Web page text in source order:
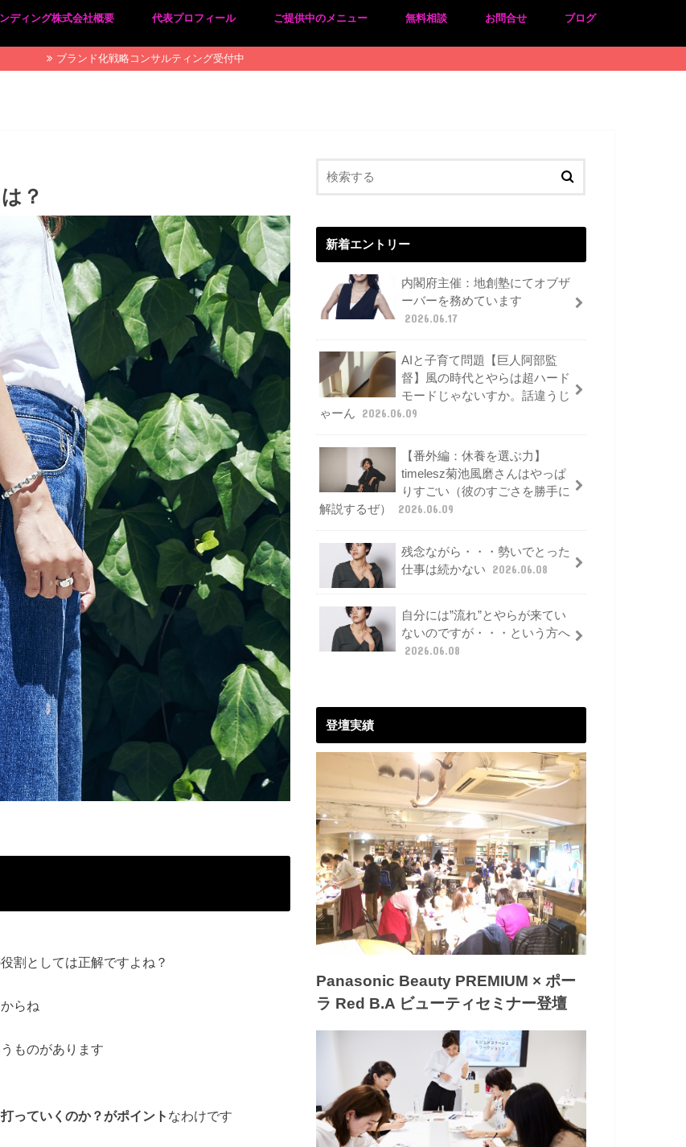
ディング株式会社概要
シーポリシー
引法に基づく表記
代表プロフィール ご提供中のメニュー 無料相談 お問合せ ブログ
ブランド化戦略コンサルティング受付中
？
割としては正解ですよね？
らね
ものがあります
っていくのか？がポイント なわけです
新着エントリー
内閣府主催：地創塾にてオブザ
ーバーを務めています
2026.06.17
AIと子育て問題【巨人阿部監
督】風の時代とやらは超ハード
モードじゃないすか。話違うじ
ゃーん
2026.06.09
【番外編：休養を選ぶ力】
timelesz菊池風磨さんはやっぱ
りすごい（彼のすごさを勝手に
解説するぜ）
2026.06.09
残念ながら・・・勢いでとった
仕事は続かない
2026.06.08
自分には”流れ”とやらが来てい
ないのですが・・・という方へ
2026.06.08
登壇実績
Panasonic Beauty PREMIUM × ポー
ラ Red B.A ビューティセミナー登壇